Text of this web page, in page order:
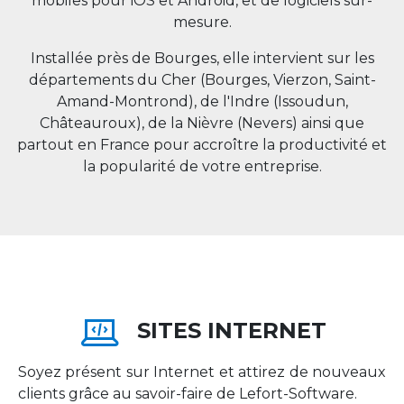
mesure.
Installée près de Bourges, elle intervient sur les
départements du Cher (Bourges, Vierzon, Saint-
Amand-Montrond), de l'Indre (Issoudun,
Châteauroux), de la Nièvre (Nevers) ainsi que
partout en France pour accroître la productivité et
la popularité de votre entreprise.
SITES INTERNET
Soyez présent sur Internet et attirez de nouveaux
clients grâce au savoir-faire de Lefort-Software.